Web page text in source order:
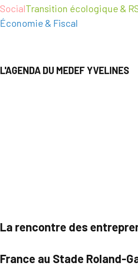
SocialTransition écologique &
Économie & Fiscal
L'AGENDA DU MEDEF YVELINES
La rencontre des
France au Stade Roland-